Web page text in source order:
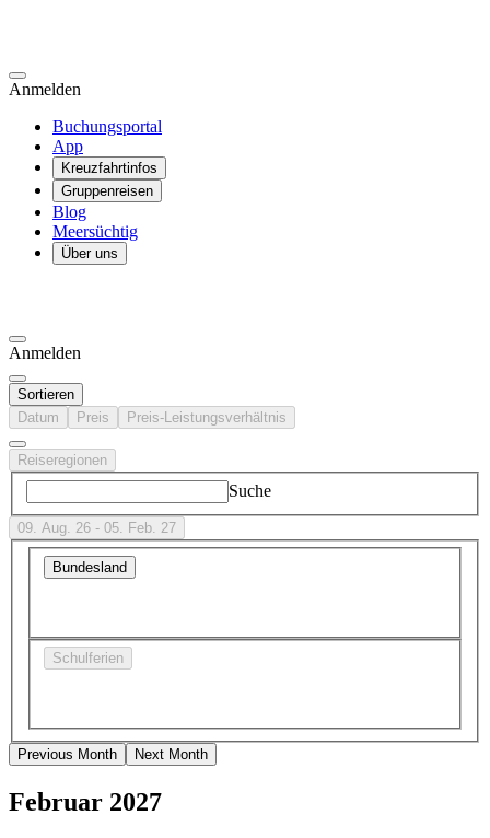
Anmelden
Buchungsportal
App
Kreuzfahrtinfos
Gruppenreisen
Blog
Meersüchtig
Über uns
Anmelden
Sortieren
Datum
Preis Preis-Leistungsverhältnis
Reiseregionen
Suche
09. Aug. 26 - 05. Feb. 27
Bundesland
Schulferien
Previous Month Next Month
Februar 2027